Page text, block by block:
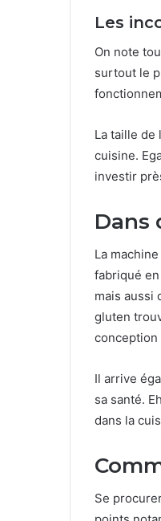
Les
On note
surtout le
La taille de
cuisine.
investir
Dans
La
fabriqué
mais aussi
gluten
conception
Il arrive
sa santé.
dans la
Se